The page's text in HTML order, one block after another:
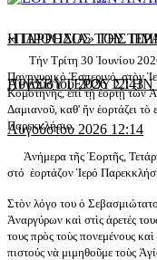
«ΠΑΡΡΗΣΙΑ» ΤΗΣ
Αυγούστου 2026 12:43
Η ΠΡΟΟΔΟΣ ΤΟΥ
ΠΡΕΣΒΥΤΕΡΟΥ
Αυγούστου 2026 12:14
Τήν Τρίτη 30 Ἰουνίου
Πανηγυρικό Ἑσπερινό, στὸν
Κομοτηνῆς, ἐπί τῇ ἑορτῇ τῶν
Δαμιανοῦ, καθ' ἥν ἑορτάζει
Παρεκκλήσιο.
Ἀνήμερα τῆς Ἑορτῆς,
στό ἑορτάζον Ἱερό
Στὸν λόγο του ὁ
Ἀναργύρων καὶ στὶς ἀρετές
τους πρὸς τοὺς πονεμένους
πιστούς νὰ μιμηθοῦμε τοὺς